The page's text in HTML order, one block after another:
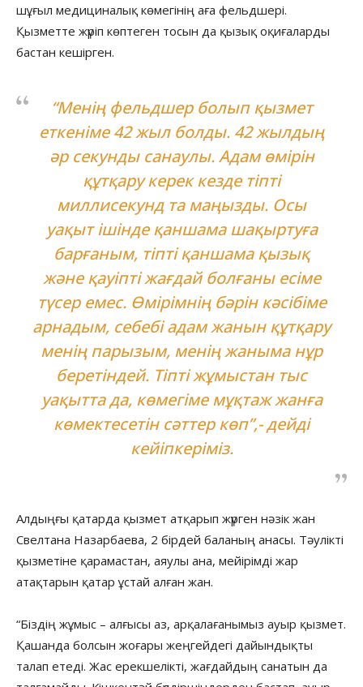
шұғыл медициналық көмегінің аға фельдшері.
Қызметте жүріп көптеген тосын да қызық оқиғаларды
бастан кешірген.
“Менің фельдшер болып қызмет
еткеніме 42 жыл болды. 42 жылдың
әр секунды санаулы. Адам өмірін
құтқару керек кезде тіпті
миллисекунд та маңызды. Осы
уақыт ішінде қаншама шақыртуға
барғаным, тіпті қаншама қызық
және қауіпті жағдай болғаны есіме
түсер емес. Өмірімнің бәрін кәсібіме
арнадым, себебі адам жанын құтқару
менің парызым, менің жаныма нұр
беретіндей. Тіпті жұмыстан тыс
уақытта да, көмегіме мұқтаж жанға
көмектесетін сәттер көп”,- дейді
кейіпкеріміз.
Алдыңғы қатарда қызмет атқарып жүрген нәзік жан
Свелтана Назарбаева, 2 бірдей баланың анасы. Тәулікті
қызметіне қарамастан, аяулы ана, мейірімді жар
атақтарын қатар ұстай алған жан.
“Біздің жұмыс – алғысы аз, арқалағанымыз ауыр қызмет.
Қашанда болсын жоғары жеңгейдегі дайындықты
талап етеді. Жас ерекшелікті, жағдайдың санатын да